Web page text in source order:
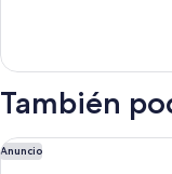
Queen
Room,
Smoking
También
Anuncio
Super 8 by Wyndham